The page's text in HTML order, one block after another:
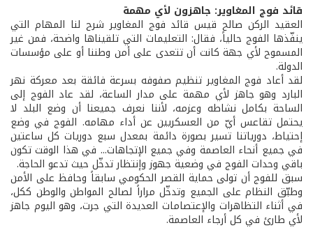
قائد فوج المغاوير: جاهزون لأي مهمة
العقيد الركن صالح قيس قائد فوج المغاوير شرح لنا المهام التي
ينفّذها الفوج حالياً، فقال: التعليمات التي تلقيناها واضحة، فمن غير
المسموح لأي جهة كانت أن تتعدى على أمن وطننا أو على مؤسسات
الدولة.
لقد أعاد فوج المغاوير تنظيم صفوفه بسرعة فائقة بعد معركة نهر
البارد وهو جاهز لأي مهمة على مدار الساعة، لقد عاد الفوج إلى
الساحة بكامل نشاطه وعزمه، لأننا نعرف جميعنا أن وضع البلد لا
يحتمل تقاعس أيّ من العسكريين عن أداء مهامه. الفوج في وضع
إحتياط، دورياتنا تسير بصورة دائمة بمعدل سبع دوريات كل ساعتين
في جميع أنحاء العاصمة وفي جميع الإتجاهات... في هذا الوقت تكون
باقي وحدات الفوج في وضعية جهوز وإنتظار تدخّل حيث تدعو الحاجة.
سبق للفوج أن تولى حماية القصر الحكومي سابقاً وحافظ على الأمن
وطبّق النظام على الجميع وتدخّل مراراً لصالح المواطن والوطن ككل،
في أثناء التظاهرات والإعتصامات العديدة التي جرت، وهو اليوم جاهز
لأي طارئ في كل أرجاء العاصمة.